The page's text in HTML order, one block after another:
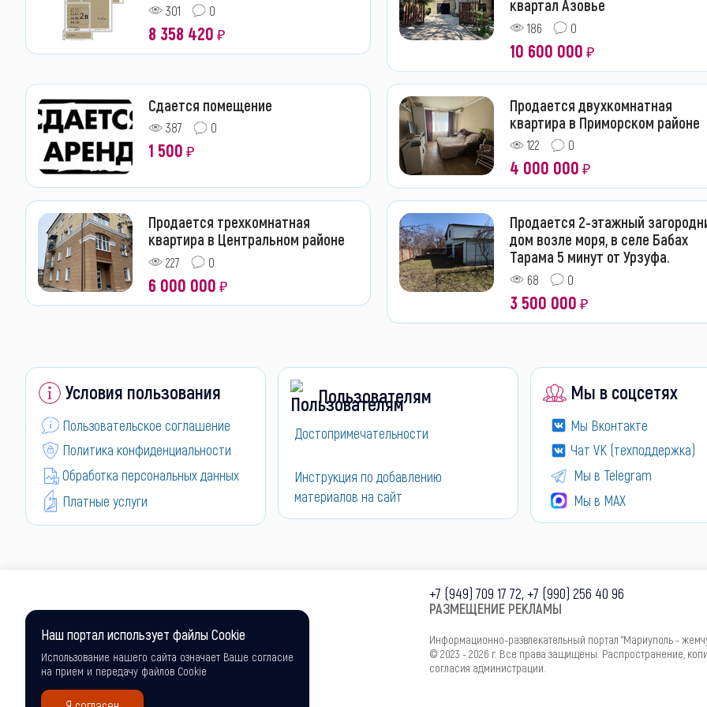
301 0
8 358 420 ₽
квартал Азовье
186 0
10 600 000 ₽
Сдается помещение
387 0
1 500 ₽
Продается двухкомнатная
квартира в Приморском районе
122 0
4 000 000 ₽
Продается трехкомнатная
квартира в Центральном районе
227 0
6 000 000 ₽
Продается 2-этажный
дом возле моря, в селе Бабах
Тарама 5 минут от Урзуфа.
68 0
3 500 000 ₽
Условия пользования
Пользовательское соглашение
Политика конфиденциальности
Обработка персональных данных
Платные услуги
Пользователям
Достопримечательности
Инструкция по добавлению
материалов на сайт
Мы в соцсетях
Мы Вконтакте
Чат VK (техподдержка)
Мы в Telegram
Мы в МАХ
+7 (949) 709 17 72, +7 (990) 256 40 96
РАЗМЕЩЕНИЕ РЕКЛАМЫ
Информационно-развлекательный портал "Мариуполь -
© 2023 - 2026 г. Все права защищены. Распространение,
согласия администрации.
Наш портал использует файлы Cookie
Использование нашего сайта означает Ваше согласие
на прием и передачу файлов Cookie